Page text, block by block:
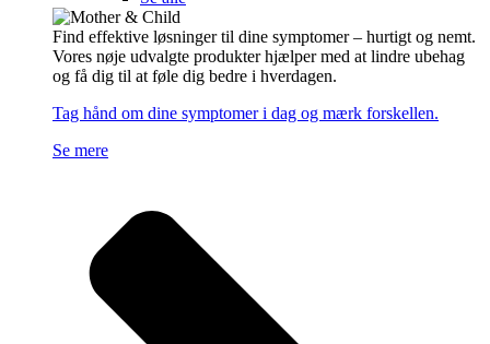
Find effektive løsninger til dine symptomer – hurtigt og nemt.
Vores nøje udvalgte produkter hjælper med at lindre ubehag
og få dig til at føle dig bedre i hverdagen.
Tag hånd om dine symptomer i dag og mærk forskellen.
Se mere